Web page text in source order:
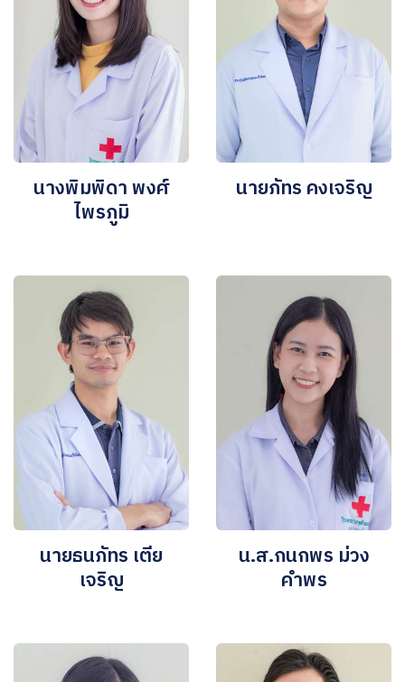
นางพิมพิดา พงศ์
ไพรภูมิ
นายภัทร คงเจริญ
นายธนภัทร เตีย
เจริญ
น.ส.กนกพร ม่วง
คำพร